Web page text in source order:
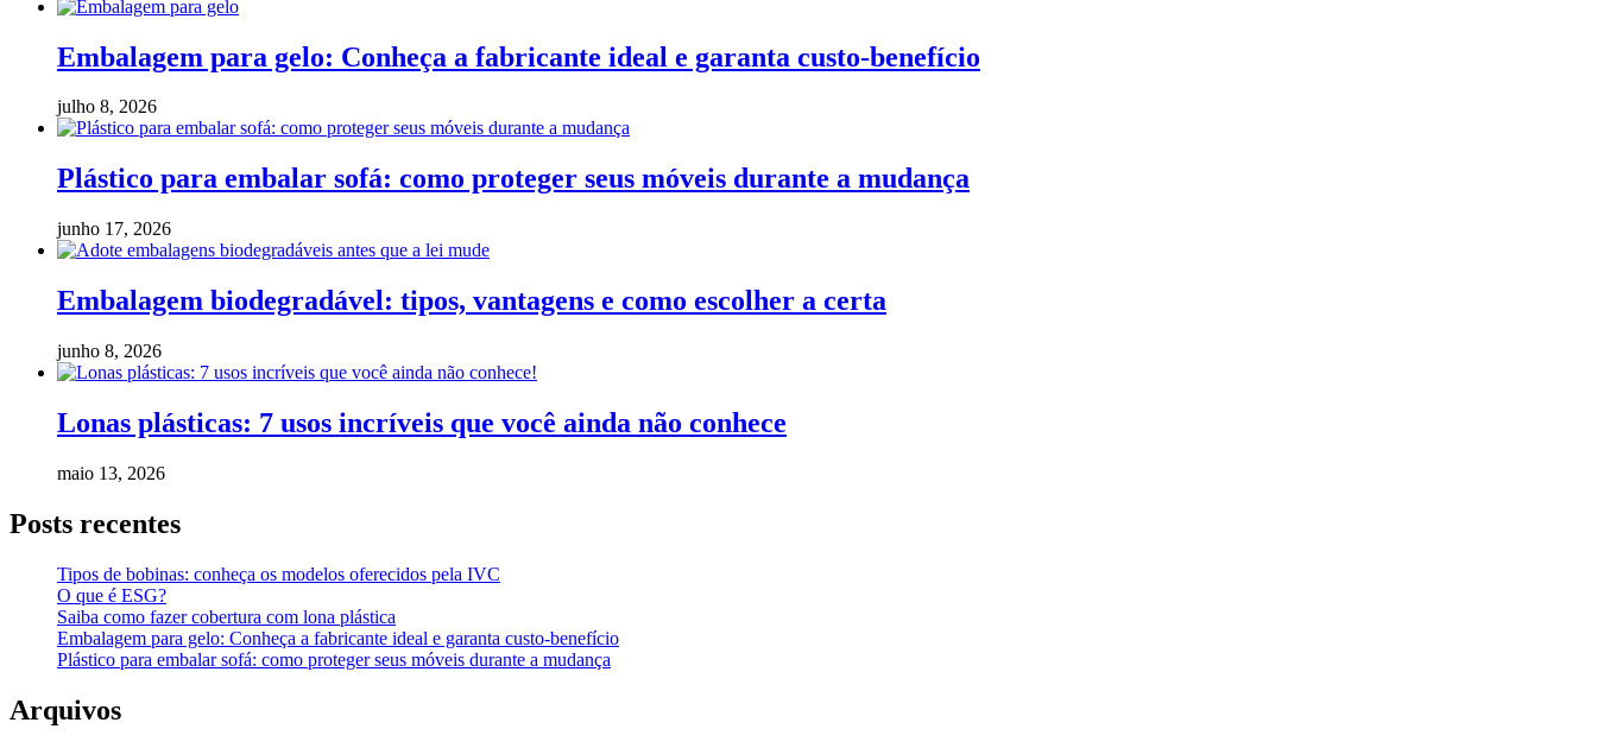
Embalagem para gelo: Conheça a fabricante ideal e garanta custo-benefício
julho 8, 2026
Plástico para embalar sofá: como proteger seus móveis durante a mudança
junho 17, 2026
Embalagem biodegradável: tipos, vantagens e como escolher a certa
junho 8, 2026
Lonas plásticas: 7 usos incríveis que você ainda não conhece
maio 13, 2026
Posts recentes
Tipos de bobinas: conheça os modelos oferecidos pela IVC
O que é ESG?
Saiba como fazer cobertura com lona plástica
Embalagem para gelo: Conheça a fabricante ideal e garanta custo-benefício
Plástico para embalar sofá: como proteger seus móveis durante a mudança
Arquivos